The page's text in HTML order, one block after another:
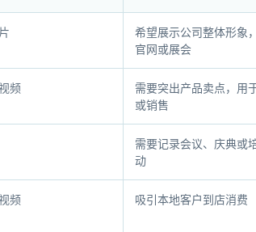
希望展示公司整体形象
官网或展会
频
需要突出产品卖点，用
或销售
需要记录会议、庆典或
动
频 吸引本地客户到店消费